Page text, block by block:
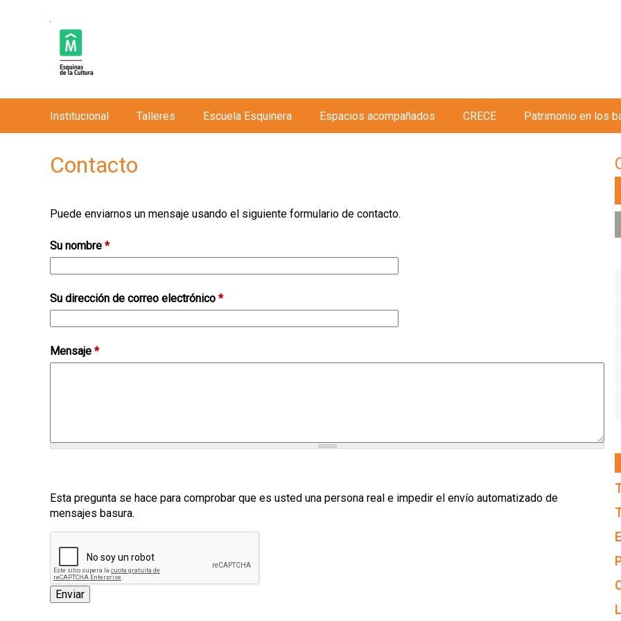
Contacto
Puede enviarnos un mensaje usando el siguiente formulario de contacto.
Su nombre *
Su dirección de correo electrónico *
Mensaje *
Esta pregunta se hace para comprobar que es usted una persona real e impedir el envío automatizado de
mensajes basura.
n
p
r
i
n
i
l
Institucional Talleres Escuela Esquinera Espacios acompañados CRECE Patrimonio en los